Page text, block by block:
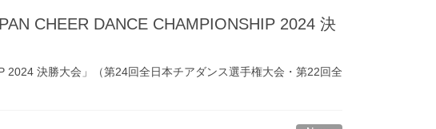
CHEER DANCE CHAMPIONSHIP 2024 決
決勝大会」（第24回全日本チアダンス選手権大会・第22回全